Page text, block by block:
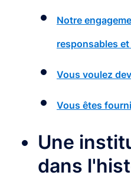
Notre
responsables
Vous voulez
Vous êtes
Une
dans